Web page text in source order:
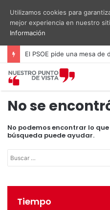
No se
No podemos encontrar lo
búsqueda puede ayudar.
Tiempo
Utilizamos cookies para
mejor experiencia en nuestro
Información